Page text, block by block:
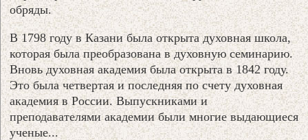
обряды.
В 1798 году в Казани была открыта духовная школа,
которая была преобразована в духовную семинарию.
Вновь духовная академия была открыта в 1842 году.
Это была четвертая и последняя по счету духовная
академия в России. Выпускниками и
преподавателями академии были многие выдающиеся
ученые...